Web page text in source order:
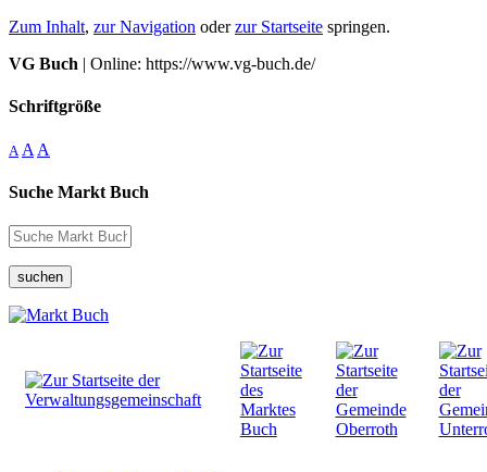
Zum Inhalt, zur Navigation oderzur Startseite springen.
VG Buch | Online: https://www.vg-buch.de/
Schriftgröße
A A A
Suche Markt Buch
suchen